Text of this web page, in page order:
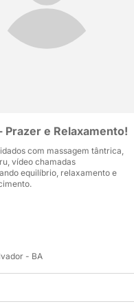
Prazer e Relaxamento!
com massagem tântrica,
vídeo chamadas
equilíbrio, relaxamento e
- BA